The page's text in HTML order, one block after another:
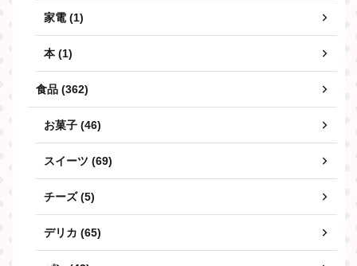
家電 (1)
本 (1)
食品 (362)
お菓子 (46)
スイーツ (69)
チーズ (5)
デリカ (65)